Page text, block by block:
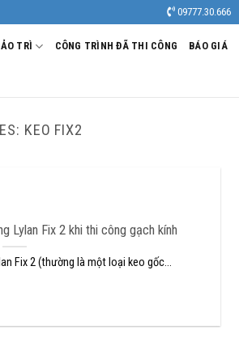
kính uy tín, chất lượng. 09777.30.666
TRÌ CÔNG TRÌNH ĐÃ THI CÔNG BÁO GIÁ
KEO FIX2
Lylan Fix 2 khi thi công gạch kính
Fix 2 (thường là một loại keo gốc...